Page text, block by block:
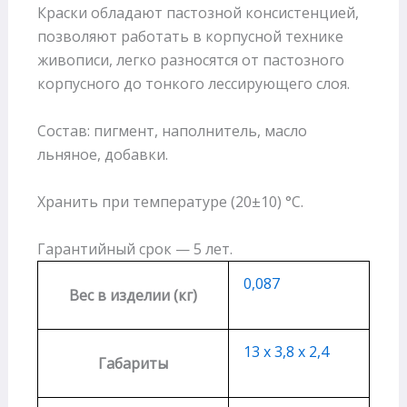
Краски обладают пастозной консистенцией,
позволяют работать в корпусной технике
живописи, легко разносятся от пастозного
корпусного до тонкого лессирующего слоя.
Состав: пигмент, наполнитель, масло
льняное, добавки.
Хранить при температуре (20±10) °С.
Гарантийный срок — 5 лет.
Вес в изделии (кг)
0,087
Габариты
13 х 3,8 х 2,4